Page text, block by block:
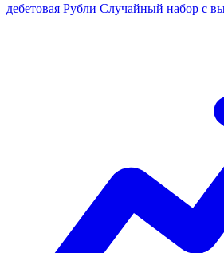
дебетовая Рубли Случайный набор с